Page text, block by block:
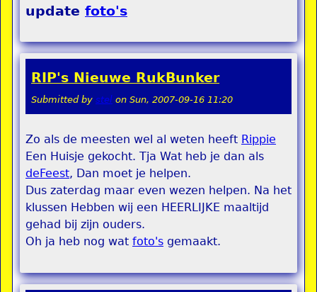
update foto's
RIP's Nieuwe RukBunker
Submitted by stel on Sun, 2007-09-16 11:20
Zo als de meesten wel al weten heeft Rippie
Een Huisje gekocht. Tja Wat heb je dan als
deFeest, Dan moet je helpen.
Dus zaterdag maar even wezen helpen. Na het
klussen Hebben wij een HEERLIJKE maaltijd
gehad bij zijn ouders.
Oh ja heb nog wat foto's gemaakt.